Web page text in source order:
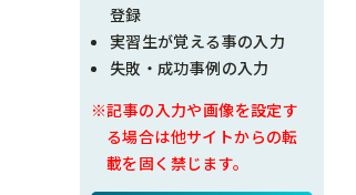
その他
登録
実習生が覚える事の入力
失敗・成功事例の入力
※記事の入力や画像を設定す
る場合は他サイトからの転
載を固く禁じます。